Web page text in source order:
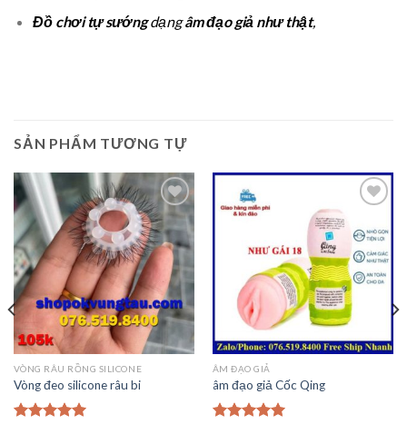
Đồ chơi tự sướngdạngâm đạo giả như thật,
SẢN PHẨM TƯƠNG TỰ
Thêm
vào
Ưa
Thích
VÒNG RÂU RỒNG SILICONE
Vòng đeo silicone râu bi
Thêm
vào
Ưa
Thích
ÂM ĐẠO GIẢ
âm đạo giả Cốc Qing